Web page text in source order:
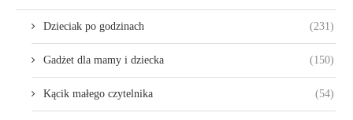
Dzieciak po godzinach (231)
Gadżet dla mamy i dziecka (150)
Kącik małego czytelnika (54)